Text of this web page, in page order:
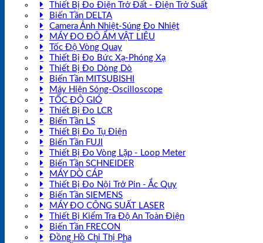
Thiết Bị Đo Điện Trở Đất - Điện Trở Suất
Biến Tần DELTA
Camera Ảnh Nhiệt-Súng Đo Nhiệt
MÁY ĐO ĐỘ ẨM VẬT LIỆU
Tốc Độ Vòng Quay
Thiết Bị Đo Bức Xạ-Phóng Xạ
Thiết Bị Đo Dòng Dò
Biến Tần MITSUBISHI
Máy Hiện Sóng-Oscilloscope
TỐC ĐỘ GIÓ
Thiết Bị Đo LCR
Biến Tần LS
Thiết Bị Đo Tụ Điện
Biến Tần FUJI
Thiết Bị Đo Vòng Lặp - Loop Meter
Biến Tần SCHNEIDER
MÁY DÒ CÁP
Thiết Bị Đo Nội Trở Pin - Ắc Quy
Biến Tần SIEMENS
MÁY ĐO CÔNG SUẤT LASER
Thiết Bị Kiểm Tra Độ An Toàn Điện
Biến Tần FRECON
Đồng Hồ Chỉ Thị Pha